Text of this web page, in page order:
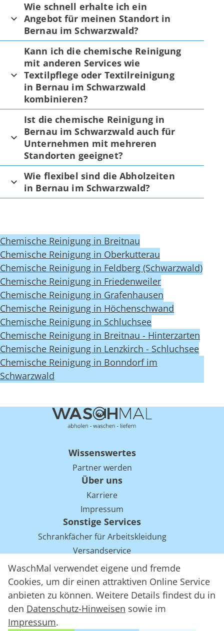
WaschMal verwendet eigene und fremde
Cookies, um dir einen attraktiven Online Service
anbieten zu können. Weitere Details findest du in
den Datenschutz-Hinweisen sowie im
Impressum.
Wie schnell erhalte ich ein
Angebot für meinen Standort in
Bernau im Schwarzwald?
Kann ich die chemische Reinigung
mit anderen Services wie
Textilpflege oder Textilreinigung
in Bernau im Schwarzwald
kombinieren?
Ist die chemische Reinigung in
Bernau im Schwarzwald auch für
Unternehmen mit mehreren
Standorten geeignet?
Wie flexibel sind die Abholzeiten
in Bernau im Schwarzwald?
Chemische Reinigung in Breitnau
Chemische Reinigung in Oberkutterau
Chemische Reinigung in Feldberg (Schwarzwald)
Chemische Reinigung in Friedenweiler
Chemische Reinigung in Grafenhausen
Chemische Reinigung in Höchenschwand
Chemische Reinigung in Schluchsee
Chemische Reinigung in Breitnau - Hinterzarten
Chemische Reinigung in Lenzkirch - Schluchsee
Chemische Reinigung in Bonndorf im
Schwarzwald
Wissenswertes
Partner werden
Über uns
Karriere
Impressum
Sonstige Services
Schrankfächer für Arbeitskleidung
Versandservice
Einsparpotentiale für Mietwäsche bei Arbeitskleidung
Arbeitskleidung Tracking mit RFID
WaschMal GmbH 2016 – 2026